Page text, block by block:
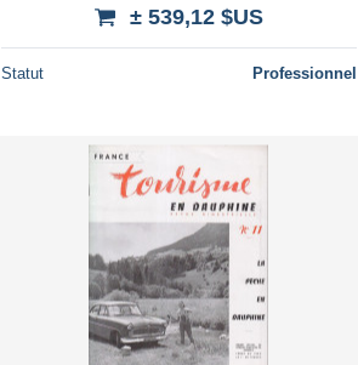
± 539,12 $US
Statut Professionnel